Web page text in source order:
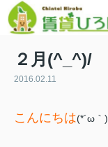
２月(^_^)/
2016.02.11
こんにちは(*´ω｀)